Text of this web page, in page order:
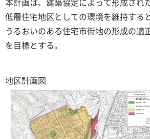
低層住宅地区としての環境を維持する
うるおいのある住宅市街地の形成の適
を目標とする。
地区計画図